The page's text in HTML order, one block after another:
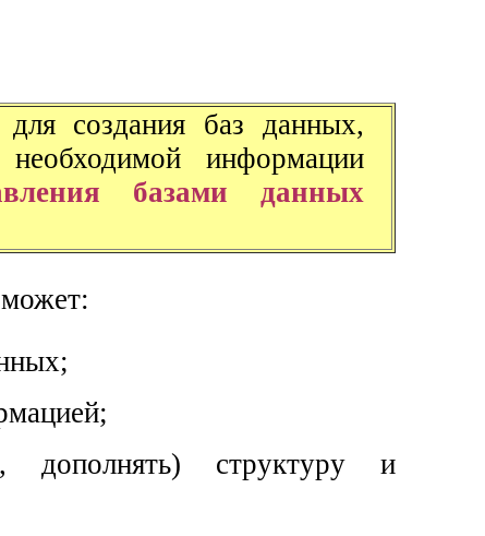
создания баз данных,
информации
базами данных
дополнять) структуру и